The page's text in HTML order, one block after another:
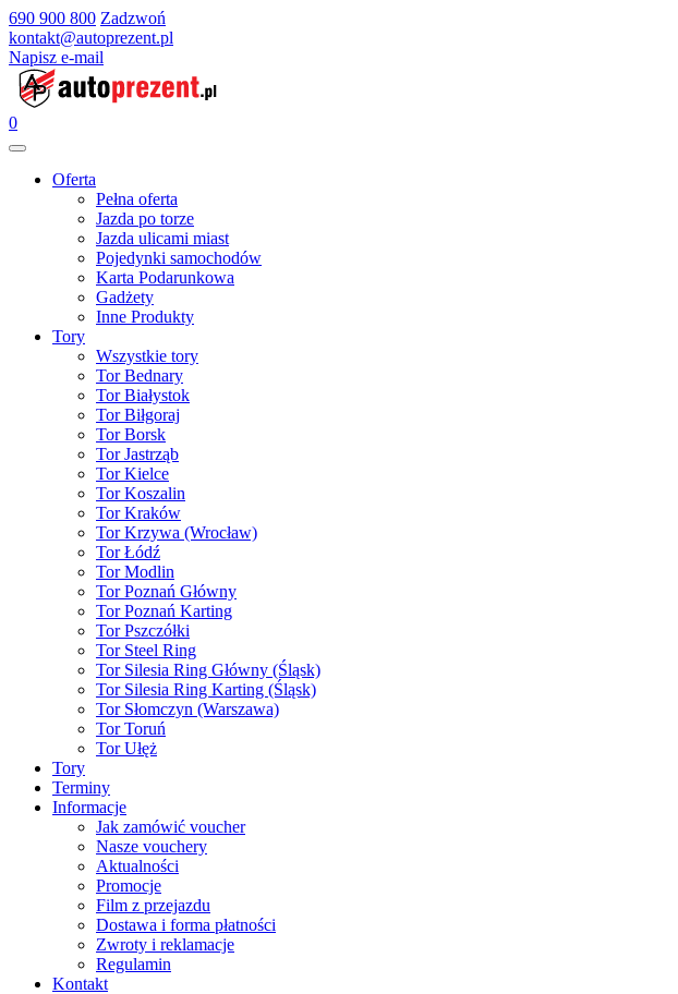
690 900 800 Zadzwoń
kontakt@autoprezent.pl
Napisz e-mail
0
Oferta
Pełna oferta
Jazda po torze
Jazda ulicami miast
Pojedynki samochodów
Karta Podarunkowa
Gadżety
Inne Produkty
Tory
Wszystkie tory
Tor Bednary
Tor Białystok
Tor Biłgoraj
Tor Borsk
Tor Jastrząb
Tor Kielce
Tor Koszalin
Tor Kraków
Tor Krzywa (Wrocław)
Tor Łódź
Tor Modlin
Tor Poznań Główny
Tor Poznań Karting
Tor Pszczółki
Tor Steel Ring
Tor Silesia Ring Główny (Śląsk)
Tor Silesia Ring Karting (Śląsk)
Tor Słomczyn (Warszawa)
Tor Toruń
Tor Ułęż
Tory
Terminy
Informacje
Jak zamówić voucher
Nasze vouchery
Aktualności
Promocje
Film z przejazdu
Dostawa i forma płatności
Zwroty i reklamacje
Regulamin
Kontakt